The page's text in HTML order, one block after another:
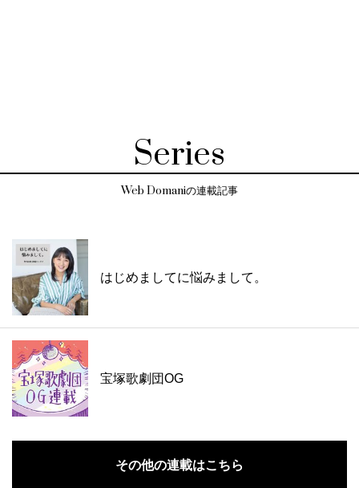
Series
Web Domaniの連載記事
はじめましてに悩みまして。
宝塚歌劇団OG
その他の連載はこちら